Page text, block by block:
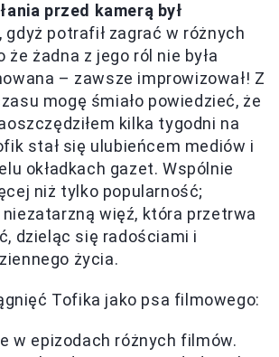
przed kamerą był
, gdyż potrafił zagrać w różnych
że żadna z jego ról nie była
– zawsze improwizował! Z
mogę śmiało powiedzieć, że
kilka tygodni na
stał się ulubieńcem mediów i
okładkach gazet. Wspólnie
niż tylko popularność;
więź, która przetrwa
dzieląc się radościami i
życia.
Tofika jako psa filmowego:
w epizodach różnych filmów.